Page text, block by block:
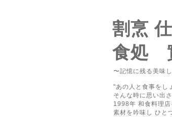
割烹
食処
〜記憶に残る美味
"あの人と食事をし
そんな時に思い出
1998年 和食料理店
素材を吟味し ひと